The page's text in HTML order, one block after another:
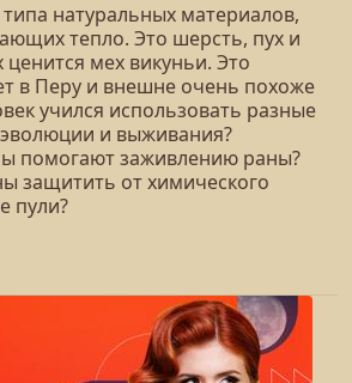
натуральных материалов,
тепло. Это шерсть, пух и
мех викуньи. Это
в Перу и внешне очень похоже
учился использовать разные
и выживания?
помогают заживлению раны?
защитить от химического
пули?